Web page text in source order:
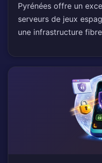
Pyrénées offre un
serveurs de jeux
une infrastructure